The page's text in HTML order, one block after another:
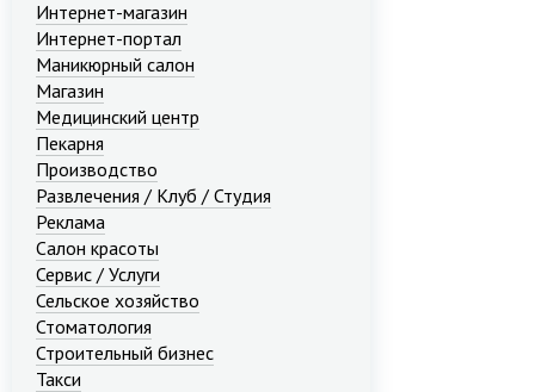
Интернет-магазин
Интернет-портал
Маникюрный салон
Магазин
Медицинский центр
Пекарня
Производство
Развлечения / Клуб / Студия
Реклама
Салон красоты
Сервис / Услуги
Сельское хозяйство
Стоматология
Строительный бизнес
Такси